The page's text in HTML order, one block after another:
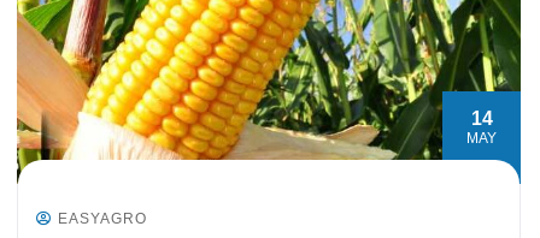
14
MAY
EASYAGRO